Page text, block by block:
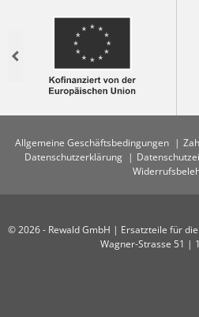
Previous
Allgemeine Geschäftsbedingungen
Datenschutzerklärung
© 2026 - Rewald GmbH | Ersatzteile für
Wagner-Strasse 51 |